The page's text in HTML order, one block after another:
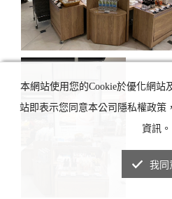
本網站使用您的Cookie於優化網站
站即表示您同意本公司隱私權政策
資訊。
我同